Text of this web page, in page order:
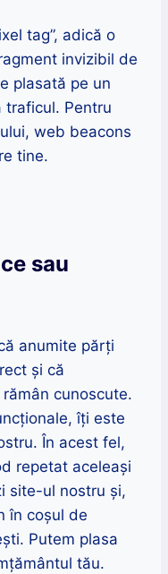
tag”, adică o
invizibil de
plasată pe un
traficul. Pentru
web beacons
tine.
sau
anumite părți
și că
cunoscute.
îți este
În acest fel,
repetat aceleași
site-ul nostru și,
în coșul de
Putem plasa
tău.